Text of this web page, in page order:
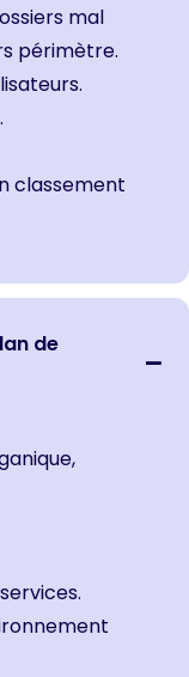
mal
périmètre.
classement
de